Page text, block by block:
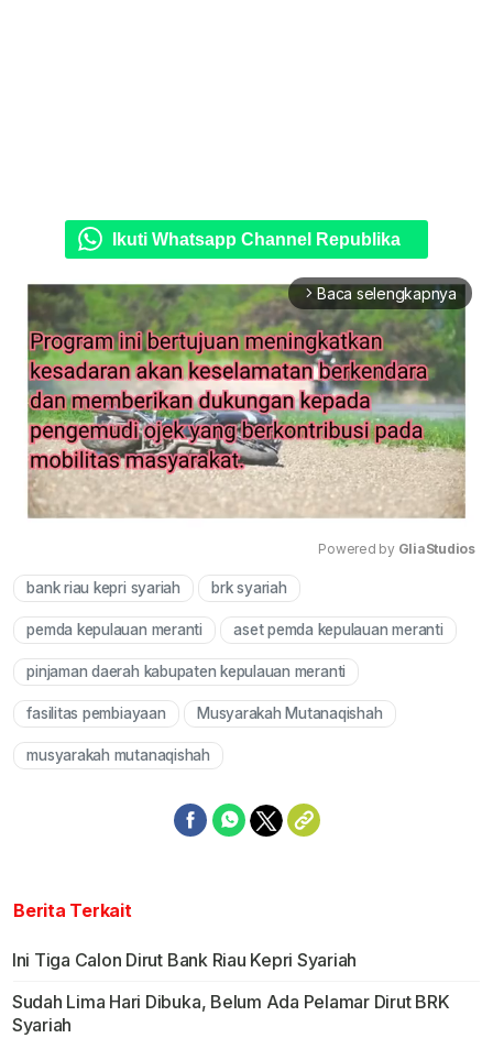
Ikuti Whatsapp Channel Republika
arrow_forward_ios Baca selengkapnya
Powered by GliaStudios
bank riau kepri syariah brk syariah
pemda kepulauan meranti aset pemda kepulauan meranti
pinjaman daerah kabupaten kepulauan meranti
fasilitas pembiayaan Musyarakah Mutanaqishah
musyarakah mutanaqishah
Berita Terkait
Ini Tiga Calon Dirut Bank Riau Kepri Syariah
Sudah Lima Hari Dibuka, Belum Ada Pelamar Dirut BRK
Syariah